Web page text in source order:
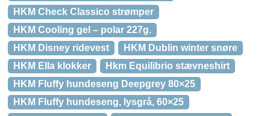
HKM Check Classico strømper
HKM Cooling gel – polar 227g.
HKM Disney ridevest
HKM Dublin winter snøre
HKM Ella klokker
Hkm Equilibrio stævneshirt
HKM Fluffy hundeseng Deepgrey 80×25
HKM Fluffy hundeseng, lysgrå, 60×25